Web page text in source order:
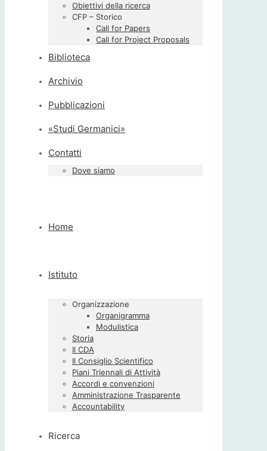
Obiettivi della ricerca
CFP – Storico
Call for Papers
Call for Project Proposals
Biblioteca
Archivio
Pubblicazioni
«Studi Germanici»
Contatti
Dove siamo
Home
Istituto
Organizzazione
Organigramma
Modulistica
Storia
Il CDA
Il Consiglio Scientifico
Piani Triennali di Attività
Accordi e convenzioni
Amministrazione Trasparente
Accountability
Ricerca